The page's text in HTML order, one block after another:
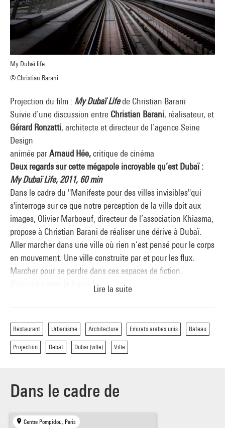
My Dubaï life
© Christian Barani
Projection du film : My Dubaï Lifede Christian Barani
Suivie d’une discussion entre Christian Barani, réalisateur, et
Gérard Ronzatti, architecte et directeur de l’agence Seine
Design
animée parArnaud Hée,critique de cinéma
Deux regards sur cette mégapole incroyable qu’est Dubaï :
My Dubaï Life, 2011, 60 min
Dans le cadre du "Manifeste pour des villes invisibles"qui
s'interroge sur ce que notre perception de la ville doit aux
images, Olivier Marboeuf, directeur de l’association Khiasma,
propose à Christian Barani de réaliser une dérive à Dubaï.
Aller marcher dans une ville où rien n’est pensé pour le corps
en mouvement. Une ville construite par et pour les flux.
Marcher pour se perdre dans ces espaces de fiction.
S’accorder avec le hasard.
sensorielle dans l'univers troublant de Dubaï. Filmant comme
à son habitude au plus près des corps de longues séquences
envoûtantes, il dévoile derrière l'exubérante illusion de cette
ville-État et de ses paysages, la réalité d'un monde brutal et
Contacté en 2003 par le groupe dubaïote Dutco pour réaliser
Ronzatti se lance dans l’aventure sur les rives du Golfe
Lire la suite
Restaurant Urbanisme Architecture Emirats arabes unis Bateau
Projection Débat Dubaï (ville) Ville
Dans le cadre de
Centre Pompidou, Paris